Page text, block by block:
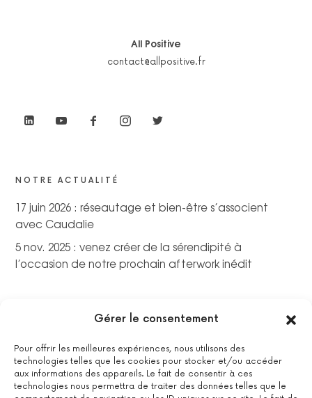
Gérer le consentement
Pour offrir les meilleures expériences, nous utilisons des
technologies telles que les cookies pour stocker et/ou accéder
aux informations des appareils. Le fait de consentir à ces
technologies nous permettra de traiter des données telles que le
All Positive
contact@allpositive.fr
NOTRE ACTUALITÉ
17 juin 2026 : réseautage et bien-être s’associent
avec Caudalie
5 nov. 2025 : venez créer de la sérendipité à
l’occasion de notre prochain afterwork inédit